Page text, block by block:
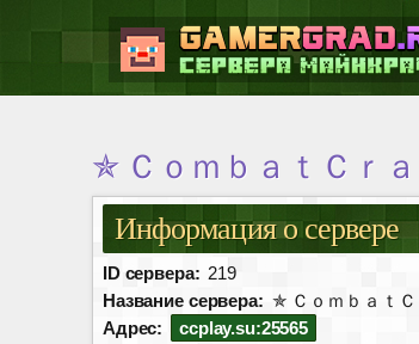
✯ ＣｏｍｂａｔＣｒａ
Информация о сервере
ID сервера: 219
Название сервера: ✯ ＣｏｍｂａｔＣ
Адрес:
ccplay.su:25565